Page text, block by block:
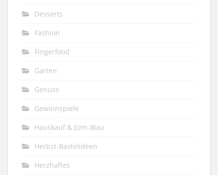
Desserts
Fashion
Fingerfood
Garten
Genuss
Gewinnspiele
Hauskauf & (Um-)Bau
Herbst-Bastelideen
Herzhaftes